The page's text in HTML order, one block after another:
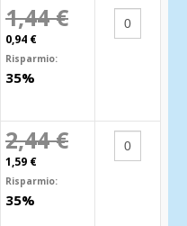
1,44 €
0,94 €
Risparmio:
35%
2,44 €
1,59 €
Risparmio:
35%